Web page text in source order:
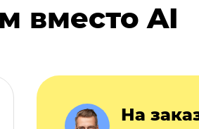
вместо AI
На